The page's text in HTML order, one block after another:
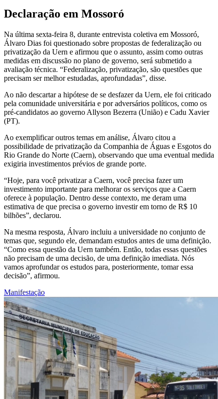
Declaração em Mossoró
Na última sexta-feira 8, durante entrevista coletiva em Mossoró,
Álvaro Dias foi questionado sobre propostas de federalização ou
privatização da Uern e afirmou que o assunto, assim como outras
medidas em discussão no plano de governo, será submetido a
avaliação técnica. “Federalização, privatização, são questões que
precisam ser melhor estudadas, aprofundadas”, disse.
Ao não descartar a hipótese de se desfazer da Uern, ele foi criticado
pela comunidade universitária e por adversários políticos, como os
pré-candidatos ao governo Allyson Bezerra (União) e Cadu Xavier
(PT).
Ao exemplificar outros temas em análise, Álvaro citou a
possibilidade de privatização da Companhia de Águas e Esgotos do
Rio Grande do Norte (Caern), observando que uma eventual medida
exigiria investimentos prévios de grande porte.
“Hoje, para você privatizar a Caern, você precisa fazer um
investimento importante para melhorar os serviços que a Caern
oferece à população. Dentro desse contexto, me deram uma
estimativa de que precisa o governo investir em torno de R$ 10
bilhões”, declarou.
Na mesma resposta, Álvaro incluiu a universidade no conjunto de
temas que, segundo ele, demandam estudos antes de uma definição.
“Como essa questão da Uern também. Então, todas essas questões
não precisam de uma decisão, de uma definição imediata. Nós
vamos aprofundar os estudos para, posteriormente, tomar essa
decisão”, afirmou.
Manifestação